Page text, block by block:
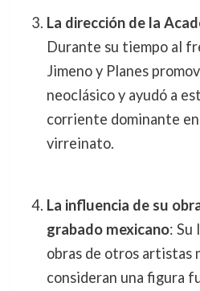
La dirección de la
Durante su tiempo al
Jimeno y Planes
neoclásico y ayudó a
corriente dominante
virreinato.
La influencia de su
grabado mexicano: Su
obras de otros artistas
consideran una figura